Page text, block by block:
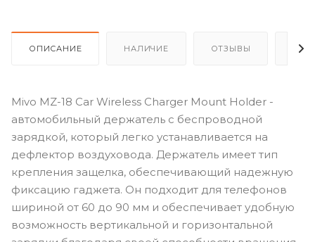
ОПИСАНИЕ НАЛИЧИЕ ОТЗЫВЫ
Mivo MZ-18 Car Wireless Charger Mount Holder -
автомобильный держатель с беспроводной
зарядкой, который легко устанавливается на
дефлектор воздуховода. Держатель имеет тип
крепления защелка, обеспечивающий надежную
фиксацию гаджета. Он подходит для телефонов
шириной от 60 до 90 мм и обеспечивает удобную
возможность вертикальной и горизонтальной